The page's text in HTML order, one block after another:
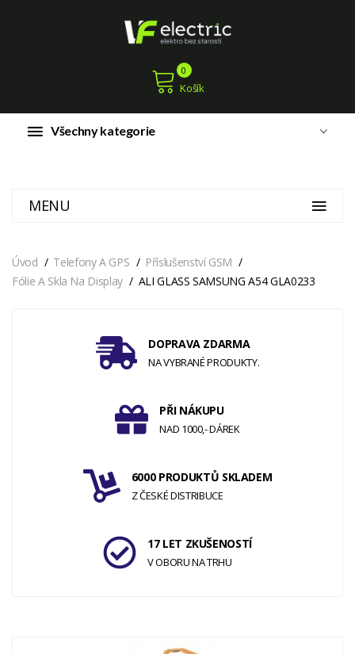
Košík
0
Všechny kategorie
MENU
Úvod Telefony A GPS
Příslušenství GSM
Fólie A Skla Na Display
ALI GLASS SAMSUNG A54 GLA0233
DOPRAVA ZDARMA
NA VYBRANÉ PRODUKTY.
PŘI NÁKUPU
NAD 1000,- DÁREK
6000 PRODUKTŮ SKLADEM
Z ČESKÉ DISTRIBUCE
17 LET ZKUŠENOSTÍ
V OBORU NA TRHU